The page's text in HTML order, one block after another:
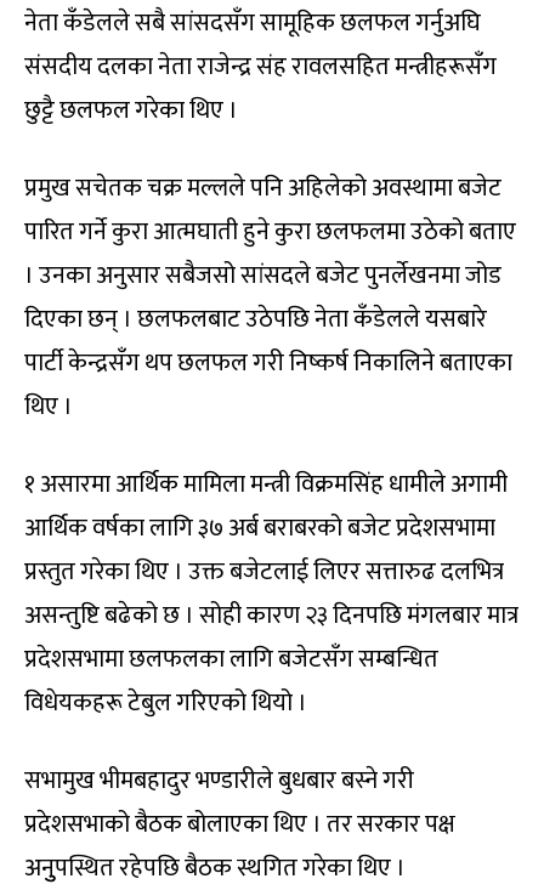
नेता कँडेलले सबै सांसदसँग सामूहिक छलफल गर्नुअघि
संसदीय दलका नेता राजेन्द्र संह रावलसहित मन्त्रीहरूसँग
छुट्टै छलफल गरेका थिए ।
प्रमुख सचेतक चक्र मल्लले पनि अहिलेको अवस्थामा बजेट
पारित गर्ने कुरा आत्मघाती हुने कुरा छलफलमा उठेको बताए
। उनका अनुसार सबैजसो सांसदले बजेट पुनर्लेखनमा जोड
दिएका छन् । छलफलबाट उठेपछि नेता कँडेलले यसबारे
पार्टी केन्द्रसँग थप छलफल गरी निष्कर्ष निकालिने बताएका
थिए ।
१ असारमा आर्थिक मामिला मन्त्री विक्रमसिंह धामीले अगामी
आर्थिक वर्षका लागि ३७ अर्ब बराबरको बजेट प्रदेशसभामा
प्रस्तुत गरेका थिए । उक्त बजेटलाई लिएर सत्तारुढ दलभित्र
असन्तुष्टि बढेको छ । सोही कारण २३ दिनपछि मंगलबार मात्र
प्रदेशसभामा छलफलका लागि बजेटसँग सम्बन्धित
विधेयकहरू टेबुल गरिएको थियो ।
सभामुख भीमबहादुर भण्डारीले बुधबार बस्ने गरी
प्रदेशसभाको बैठक बोलाएका थिए । तर सरकार पक्ष
अनुुपस्थित रहेपछि बैठक स्थगित गरेका थिए ।